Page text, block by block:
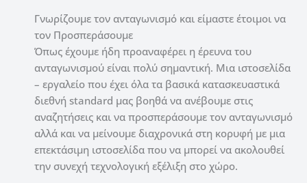
Γνωρίζουμε τον ανταγωνισμό και είμαστε έτοιμοι να
τον Προσπεράσουμε
Όπως έχουμε ήδη προαναφέρει η έρευνα του
ανταγωνισμού είναι πολύ σημαντική. Μια ιστοσελίδα
– εργαλείο που έχει όλα τα βασικά κατασκευαστικά
διεθνή standard μας βοηθά να ανέβουμε στις
αναζητήσεις και να προσπεράσουμε τον ανταγωνισμό
αλλά και να μείνουμε διαχρονικά στη κορυφή με μια
επεκτάσιμη ιστοσελίδα που να μπορεί να ακολουθεί
την συνεχή τεχνολογική εξέλιξη στο χώρο.